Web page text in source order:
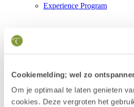
Cookiemelding; wel zo
Om je optimaal te laten genieten
cookies. Deze vergroten het
Experience Program